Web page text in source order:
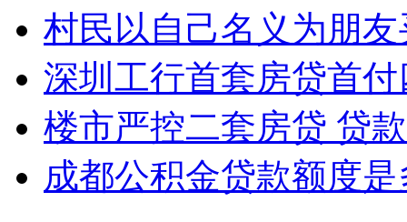
村民以自己名义为朋
深圳工行首套房贷首
楼市严控二套房贷 贷
成都公积金贷款额度